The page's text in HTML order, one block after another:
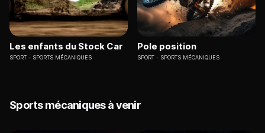
Les enfants du Stock Car
SPORT SPORTS MÉCANIQUES
Pole position
SPORT SPORTS MÉCANIQUES
Sports mécaniques à venir